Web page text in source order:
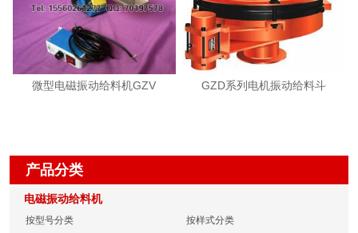
微型电磁振动给料机GZV GZD系列电机振动给料斗
产品分类
电磁振动给料机
按型号分类
按样式分类